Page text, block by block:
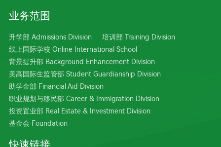
业务范围
升学部 Admissions Division
培训部 Training Division
线上国际学校 Online International School
背景提升部 Background Enhancement Division
美高国际生监管部 Student Guardianship Division
助学金部 Financial Aid Division
职业规划与移民部 Career & Immigration Division
投资置业部 Real Estate & Investment Division
基金会 Foundation
快速链接